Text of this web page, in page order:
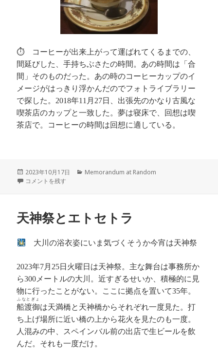
⏱ コーヒーが出来上がって運ばれてくるまでの、
間延びした、手持ちぶさたの時間。あの時間は「合
間」そのものだった。あの時のコーヒーカップのイ
メージがはっきり浮かんだのでフォトライブラリー
で探した。2018年11 月27日、出張先のかなり古風な
喫茶店のカップと一致した。夢は寝床で、回想は喫
茶店で。コーヒーの時間は回想に適している。
投
稿
2023年10月17日
カ
Memorandum at Random
回想は合間を縫って に
コメントを残す
天神祭とエトセトラ
大川の浴衣姿にいま気づくそうか今宵は天神祭
2023年7月25日火曜日は天神祭。主な舞台は事務所か
ら300メートルの大川。近すぎるせいか、積極的に見
物に行ったことがない。ここに拠点を置いて35年。
船渡御
ふなとぎょ
は天満橋と天神橋からそれぞれ一度見た。打
ち上げ場所に近い橋の上から花火を見たのも一度。
人混みの中、スペインバル前の出店で生ビールを飲
んだ。それも一度だけ。